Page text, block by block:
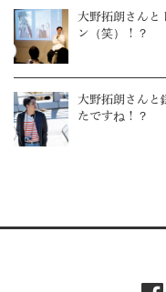
大野拓朗さんと
ン（笑）！？
大野拓朗さんと
たですね！？